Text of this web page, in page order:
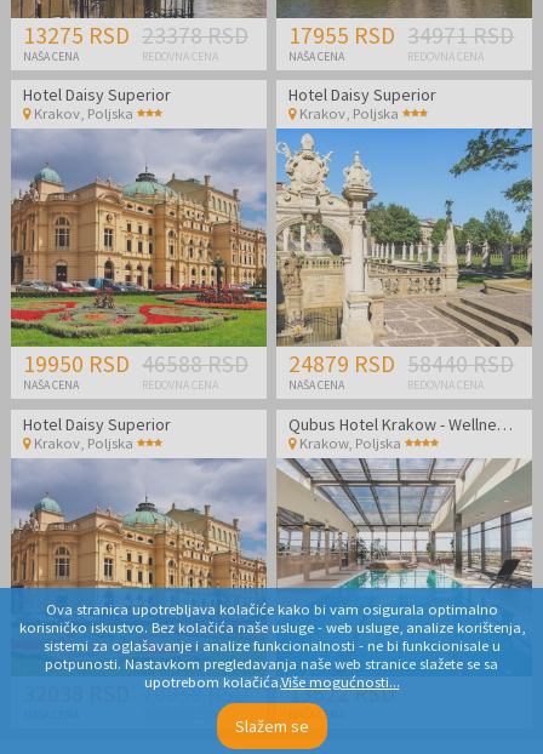
13275 RSD
NAŠA CENA
23378 RSD
REDOVNA CENA
17955 RSD
NAŠA CENA
34971 RSD
REDOVNA CENA
Hotel Daisy Superior
Krakov, Poljska
19950 RSD
NAŠA CENA
46588 RSD
REDOVNA CENA
Hotel Daisy Superior
Krakov, Poljska
24879 RSD
NAŠA CENA
58440 RSD
REDOVNA CENA
Hotel Daisy Superior
Krakov, Poljska
70058 RSD
REDOVNA CENA
Qubus Hotel Krakow - Wellness odmor u srcu Poljske
Krakow, Poljska
13622 RSD
NAŠA CENA
Ova stranica upotrebljava kolačiće kako bi vam osigurala optimalno
korisničko iskustvo. Bez kolačića naše usluge - web usluge, analize korištenja,
sistemi za oglašavanje i analize funkcionalnosti - ne bi funkcionisale u
potpunosti. Nastavkom pregledavanja naše web stranice slažete se sa
upotrebom kolačića.Više mogućnosti...
Slažem se